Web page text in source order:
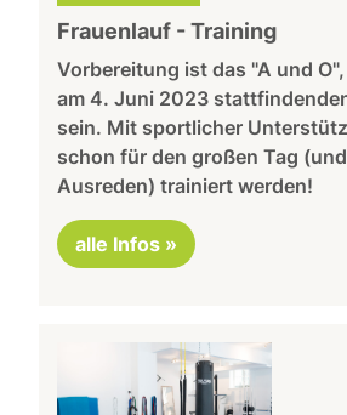
Frauenlauf - Training
Vorbereitung ist das "A und
am 4. Juni 2023
sein. Mit sportlicher
schon für den großen Tag
Ausreden) trainiert werden!
alle Infos »